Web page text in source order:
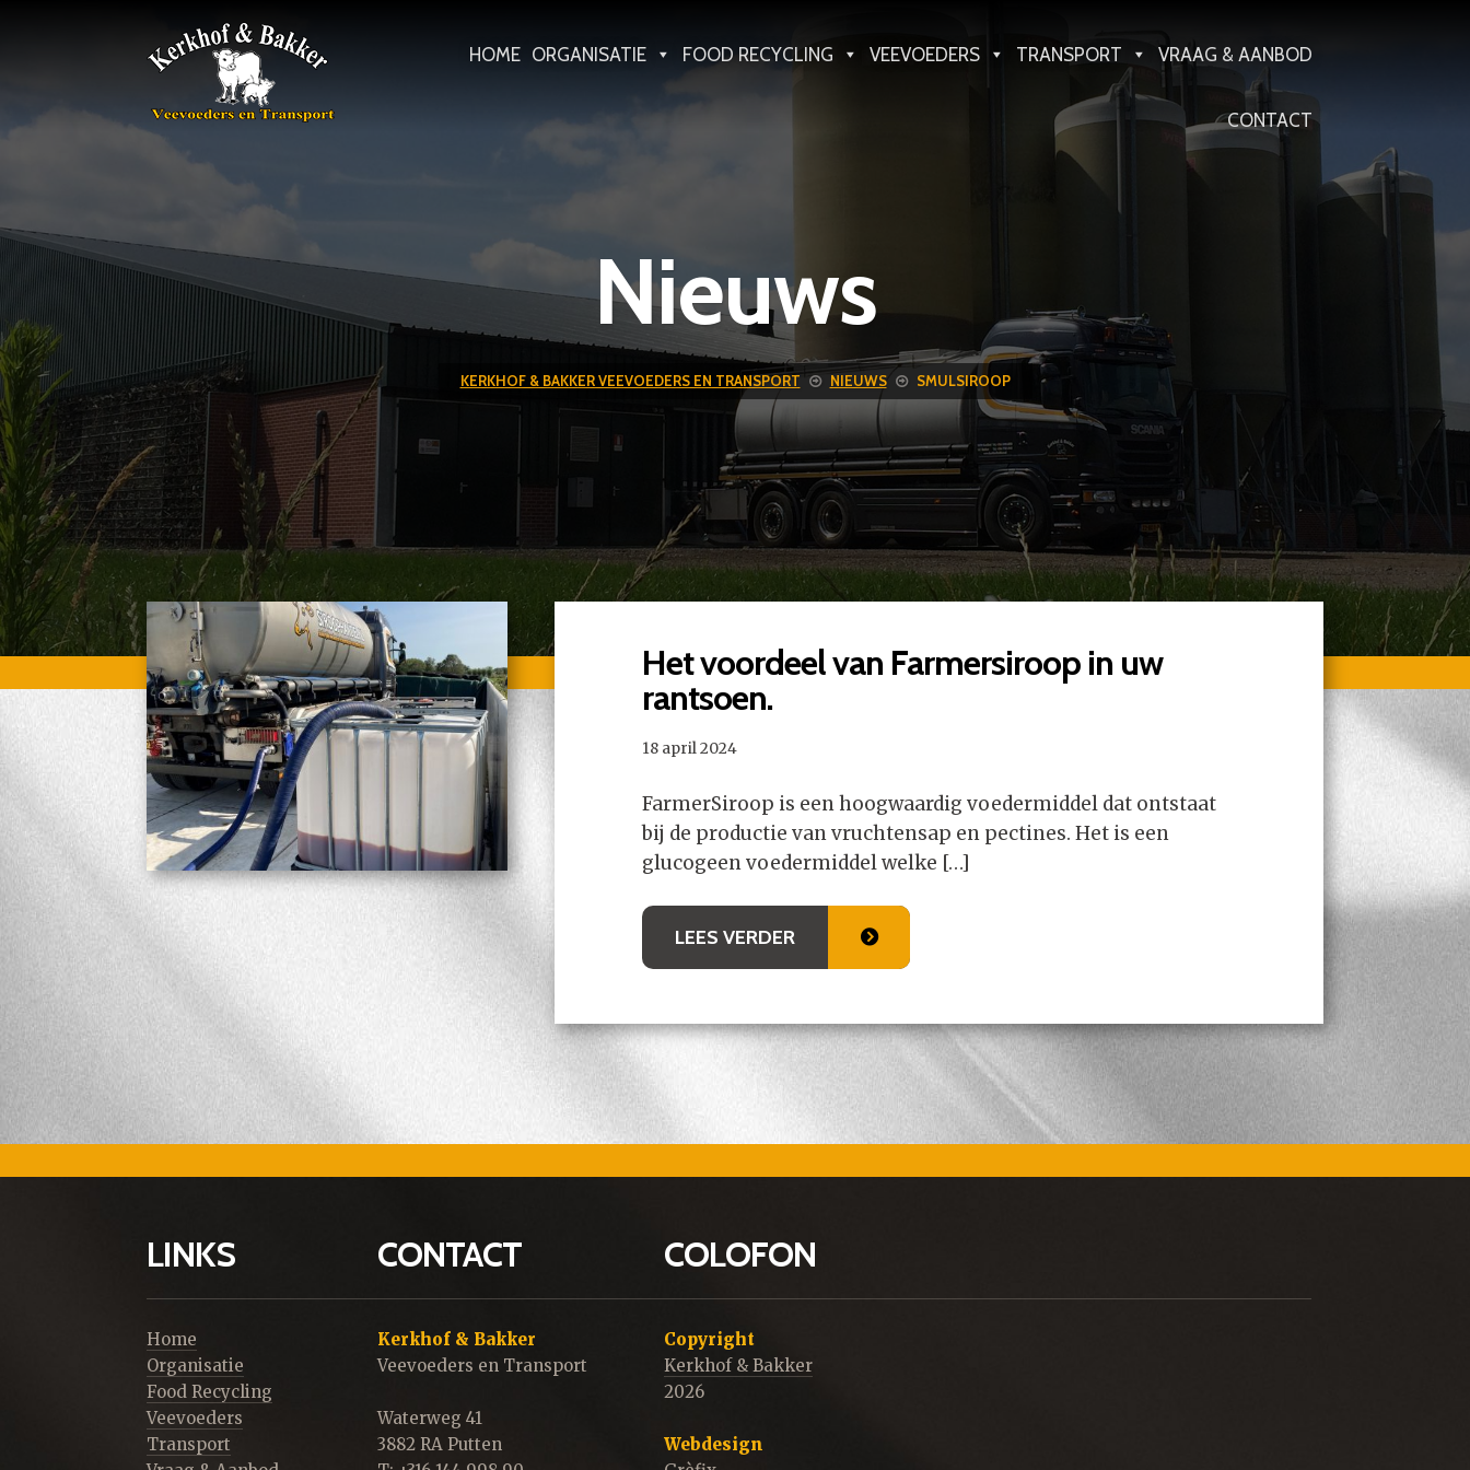
HOME ORGANISATIE FOOD RECYCLING VEEVOEDERS TRANSPORT VRAAG & AANBOD
CONTACT
Nieuws
KERKHOF & BAKKER VEEVOEDERS EN TRANSPORT NIEUWS SMULSIROOP
Het voordeel van Farmersiroop in uw
rantsoen.
18 april 2024
FarmerSiroop is een hoogwaardig voedermiddel dat ontstaat
bij de productie van vruchtensap en pectines. Het is een
glucogeen voedermiddel welke […]
LEES VERDER
LINKS
Home
Organisatie
Food Recycling
Veevoeders
Transport
CONTACT
Kerkhof & Bakker
Veevoeders en Transport
Waterweg 41
3882 RA Putten
COLOFON
Copyright
Kerkhof & Bakker
2026
Webdesign